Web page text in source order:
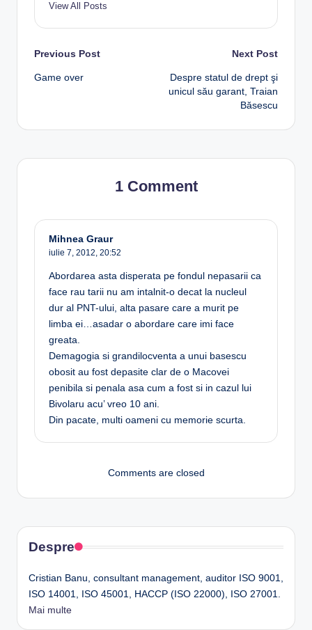
View All Posts
Post
navigation
Previous Post
Game over
Next Post
Despre statul de drept şi
unicul său garant, Traian
Băsescu
1 Comment
Mihnea Graur
iulie 7, 2012, 20:52
Abordarea asta disperata pe fondul nepasarii ca
face rau tarii nu am intalnit-o decat la nucleul
dur al PNT-ului, alta pasare care a murit pe
limba ei…asadar o abordare care imi face
greata.
Demagogia si grandilocventa a unui basescu
obosit au fost depasite clar de o Macovei
penibila si penala asa cum a fost si in cazul lui
Bivolaru acu’ vreo 10 ani.
Din pacate, multi oameni cu memorie scurta.
Comments are closed
Despre
Cristian Banu, consultant management, auditor ISO 9001,
ISO 14001, ISO 45001, HACCP (ISO 22000), ISO 27001.
Mai multe